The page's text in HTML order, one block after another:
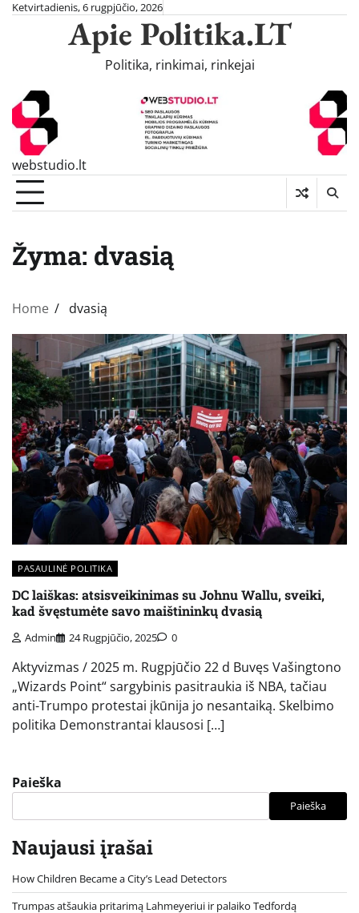
SkipKetvirtadienis, 6 rugpjūčio, 2026
Apie Politika.LT
Politika, rinkimai, rinkejai
webstudio.lt
Žyma: dvasią
Home dvasią
PASAULINĖ POLITIKA
DC laiškas: atsisveikinimas su Johnu Wallu, sveiki,
kad švęstumėte savo maištininkų dvasią
Admin 24 Rugpjūčio, 2025 0
Aktyvizmas / 2025 m. Rugpjūčio 22 d Buvęs Vašingtono
„Wizards Point“ sargybinis pasitraukia iš NBA, tačiau
anti-Trumpo protestai įkūnija jo nesantaiką. Skelbimo
politika Demonstrantai klausosi […]
Paieška
Paieška
Naujausi įrašai
How Children Became a City’s Lead Detectors
Trumpas atšaukia pritarimą Lahmeyeriui ir palaiko Tedfordą